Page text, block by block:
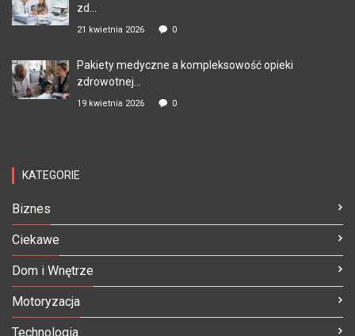
zd...
21 kwietnia 2026 0
Pakiety medyczne a kompleksowość opieki
zdrowotnej...
19 kwietnia 2026 0
KATEGORIE
Biznes
Ciekawe
Dom i Wnętrze
Motoryzacja
Technologia